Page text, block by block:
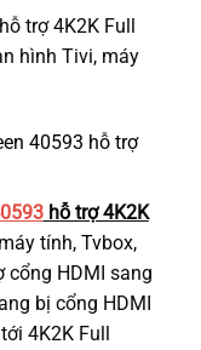
trợ 4K2K Full
hình Tivi, máy
40593 hỗ trợ
hỗ trợ 4K2K
tính, Tvbox,
cổng HDMI sang
bị cổng HDMI
4K2K Full